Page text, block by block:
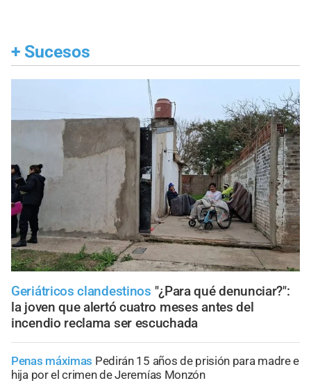
+ Sucesos
Geriátricos clandestinos "¿Para qué denunciar?":
la joven que alertó cuatro meses antes del
incendio reclama ser escuchada
Penas máximas Pedirán 15 años de prisión para madre e
hija por el crimen de Jeremías Monzón